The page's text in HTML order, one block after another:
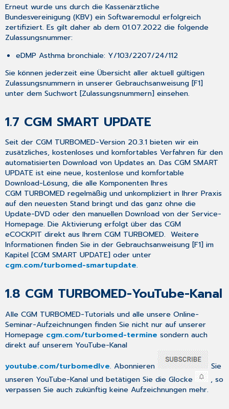
MANUELL
2.1.8
Diagnosesuche
2.1.9
Verschlüsselungsanleitung
&
jährliche
Änderungen
2.2
in
TURBOMED
2.2.1
Einführung
des
E-
Rezeptes
VORAUSSETZUNGEN
ZUR
NUTZUNG
DES
E-
REZEPTES
DER
PRAXIS
SETZEN
DER
ROUTE
ZUM
FÜR
E-
REZEPTE
2.2.2
Erneut wurde uns durch die Kassenärztliche
Bundesvereinigung (KBV) ein Softwaremodul erfolgreich
zertifiziert. Es gilt daherab dem 01.07.2022 die folgende
Zulassungsnummer:
eDMP Asthma bronchiale: Y/103/2207/24/112
Sie können jederzeit eine Übersicht aller aktuell gültigen
Zulassungsnummern in unserer Gebrauchsanweisung [F1]
unter dem Suchwort [Zulassungsnummern] einsehen.
1.7 CGM SMART UPDATE
Seit derCGM TURBOMED-Version 20.3.1 bieten wir ein
zusätzliches,kostenloses und komfortables Verfahren für den
automatisierten Download von Updates an. DasCGM SMART
UPDATE ist eine neue, kostenlose und komfortable
Download-Lösung, die alle Komponenten Ihres
CGM TURBOMED regelmäßig und unkompliziert in Ihrer Praxis
auf den neuesten Stand bringt und das ganz ohne die
Update-DVD oder den manuellen Download von der Service-
Homepage. Die Aktivierung erfolgt über dasCGM
eCOCKPIT direkt aus Ihrem CGM TURBOMED. Weitere
Informationen finden Sie in der Gebrauchsanweisung [F1] im
Kapitel [CGM SMART UPDATE] oder unter
cgm.com/turbomed-smartupdate.
1.8 CGM TURBOMED-YouTube-Kanal
Alle CGM TURBOMED-Tutorials und alle unsere Online-
Seminar-Aufzeichnungen finden Sienicht nur auf unserer
Homepage cgm.com/turbomed-termine sondern auch
direkt auf unserem YouTube-Kanal
youtube.com/turbomedlve. Abonnieren
Sie
unseren YouTube-Kanal und betätigen Sie die Glocke
, so
verpassen Sie auch zukünftigkeine Aufzeichnungen mehr.